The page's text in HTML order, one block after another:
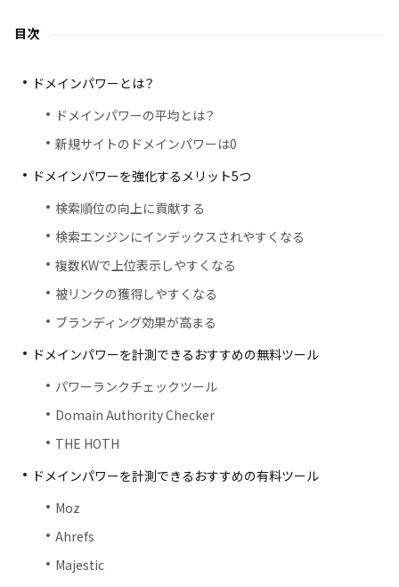
目次
ドメインパワーとは？
ドメインパワーの平均とは？
新規サイトのドメインパワーは0
ドメインパワーを強化するメリット5つ
検索順位の向上に貢献する
検索エンジンにインデックスされやすくなる
複数KWで上位表示しやすくなる
被リンクの獲得しやすくなる
ブランディング効果が高まる
ドメインパワーを計測できるおすすめの無料ツール
パワーランクチェックツール
Domain Authority Checker
THE HOTH
ドメインパワーを計測できるおすすめの有料ツール
Moz
Ahrefs
Majestic